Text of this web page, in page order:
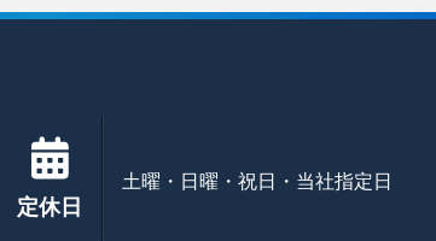
定休日
土曜・日曜・祝日・当社指定日